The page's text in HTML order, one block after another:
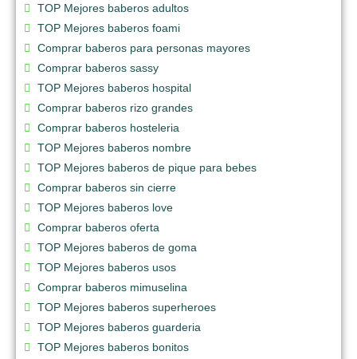
TOP Mejores baberos adultos
TOP Mejores baberos foami
Comprar baberos para personas mayores
Comprar baberos sassy
TOP Mejores baberos hospital
Comprar baberos rizo grandes
Comprar baberos hosteleria
TOP Mejores baberos nombre
TOP Mejores baberos de pique para bebes
Comprar baberos sin cierre
TOP Mejores baberos love
Comprar baberos oferta
TOP Mejores baberos de goma
TOP Mejores baberos usos
Comprar baberos mimuselina
TOP Mejores baberos superheroes
TOP Mejores baberos guarderia
TOP Mejores baberos bonitos